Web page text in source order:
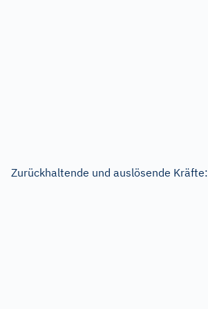
Zurückhaltende und auslösende Kräfte: